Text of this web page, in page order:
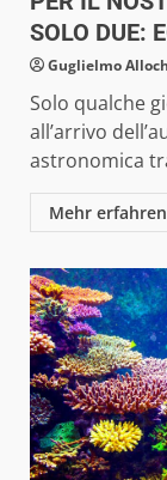
SOLO DUE:
Guglielmo
Solo qualche
all’arrivo
astronomica
Mehr erfahren